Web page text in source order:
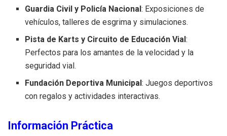
Guardia Civil y Policía Nacional: Exposiciones de
vehículos, talleres de esgrima y simulaciones.
Pista de Karts y Circuito de Educación Vial:
Perfectos para los amantes de la velocidad y la
seguridad vial.
Fundación Deportiva Municipal: Juegos deportivos
con regalos y actividades interactivas.
Información Práctica